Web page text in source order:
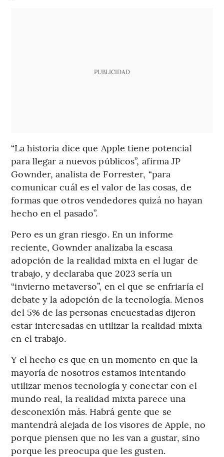
PUBLICIDAD
“La historia dice que Apple tiene potencial
para llegar a nuevos públicos”, afirma JP
Gownder, analista de Forrester, “para
comunicar cuál es el valor de las cosas, de
formas que otros vendedores quizá no hayan
hecho en el pasado”.
Pero es un gran riesgo. En un informe
reciente, Gownder analizaba la escasa
adopción de la realidad mixta en el lugar de
trabajo, y declaraba que 2023 sería un
“invierno metaverso”, en el que se enfriaría el
debate y la adopción de la tecnología. Menos
del 5% de las personas encuestadas dijeron
estar interesadas en utilizar la realidad mixta
en el trabajo.
Y el hecho es que en un momento en que la
mayoría de nosotros estamos intentando
utilizar menos tecnología y conectar con el
mundo real, la realidad mixta parece una
desconexión más. Habrá gente que se
mantendrá alejada de los visores de Apple, no
porque piensen que no les van a gustar, sino
porque les preocupa que les gusten.